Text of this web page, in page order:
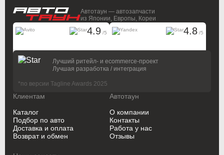
Автотаун — автозапчасти
из Японии, Европы, Кореи
Лучший ритейл- и ecommerce-проект
Лучшая разработка / интеграция
*по версии Tagline Awards 2025
4.9 /5
На основании
4.8 /5
Клиентам
Каталог
Подбор по авто
Доставка и оплата
Возврат и обмен
Автотаун
О компании
Контакты
Работа у нас
Отзывы